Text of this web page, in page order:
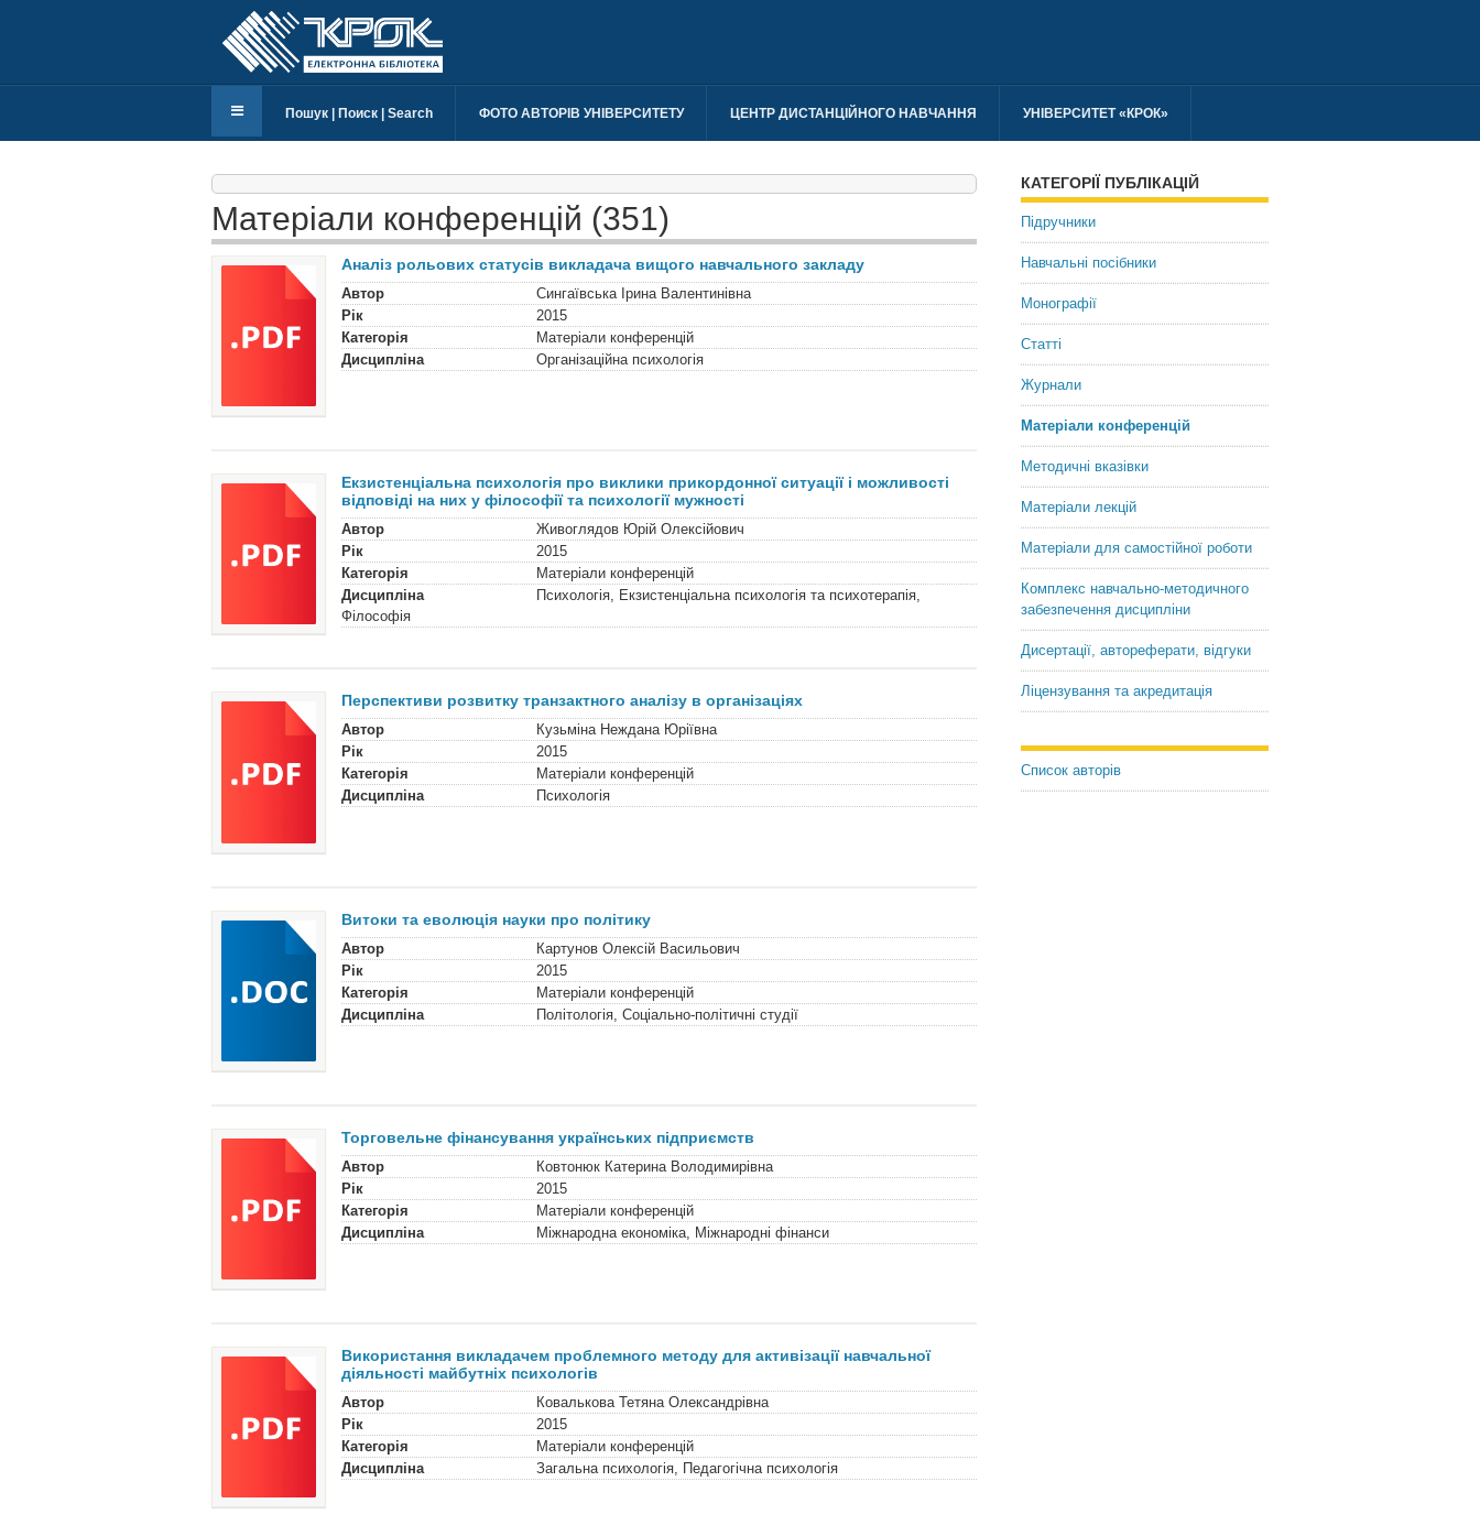
Пошук | Поиск | Search ФОТО АВТОРІВ УНІВЕРСИТЕТУ ЦЕНТР ДИСТАНЦІЙНОГО НАВЧАННЯ УНІВЕРСИТЕТ «КРОК»
Матеріали конференцій (351)
Аналіз рольових статусів викладача вищого навчального закладу
Автор
Сингаївська Ірина Валентинівна
Рік
2015
Категорія
Матеріали конференцій
Дисципліна
Організаційна психологія
Екзистенціальна психологія про виклики прикордонної ситуації і можливості
відповіді на них у філософії та психології мужності
Автор
Живоглядов Юрій Олексійович
Рік
2015
Категорія
Матеріали конференцій
Дисципліна
Психологія, Екзистенціальна психологія та психотерапія,
Філософія
Перспективи розвитку транзактного аналізу в організаціях
Автор
Кузьміна Неждана Юріївна
Рік
2015
Категорія
Матеріали конференцій
Дисципліна
Психологія
Витоки та еволюція науки про політику
Автор
Картунов Олексій Васильович
Рік
2015
Категорія
Матеріали конференцій
Дисципліна
Політологія, Соціально-політичні студії
Торговельне фінансування українських підприємств
Автор
Ковтонюк Катерина Володимирівна
Рік
2015
Категорія
Матеріали конференцій
Дисципліна
Міжнародна економіка, Міжнародні фінанси
Використання викладачем проблемного методу для активізації навчальної
діяльності майбутніх психологів
Автор
Ковалькова Тетяна Олександрівна
Рік
2015
Категорія
Матеріали конференцій
Дисципліна
Загальна психологія, Педагогічна психологія
КАТЕГОРІЇ ПУБЛІКАЦІЙ
Підручники
Навчальні посібники
Монографії
Статті
Журнали
Матеріали конференцій
Методичні вказівки
Матеріали лекцій
Матеріали для самостійної роботи
Комплекс навчально-методичного
забезпечення дисципліни
Дисертації, автореферати, відгуки
Ліцензування та акредитація
Список авторів